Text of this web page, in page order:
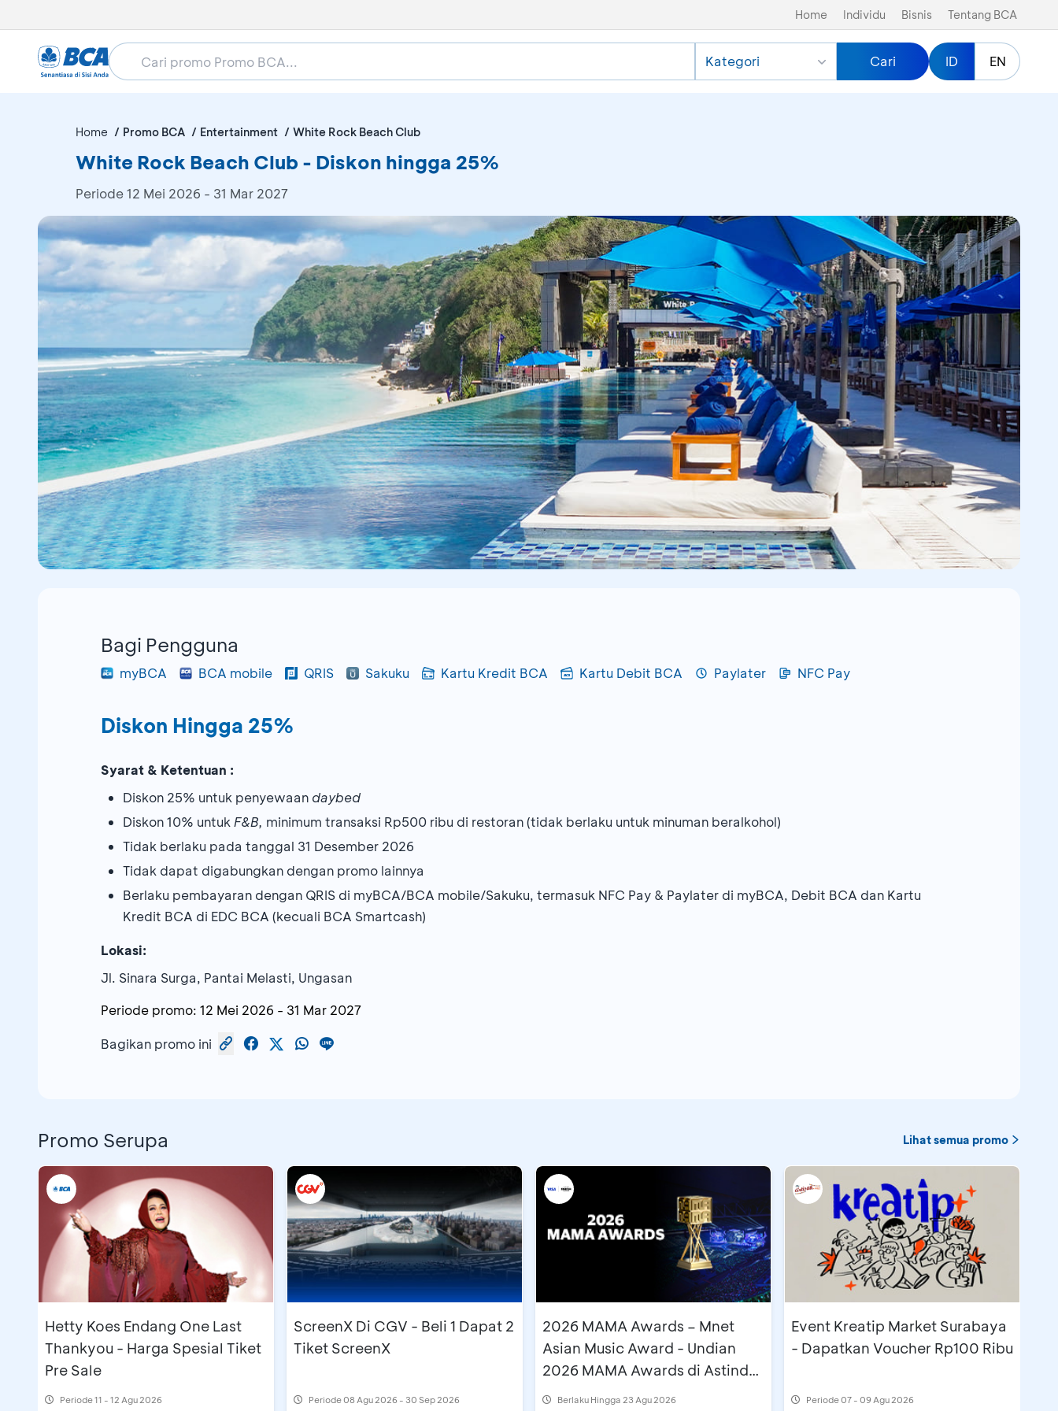
Home Individu Bisnis Tentang BCA
Kategori Cari ID EN
Home Promo BCA Entertainment White Rock Beach Club
White Rock Beach Club - Diskon hingga 25%
Periode12 Mei 2026 - 31 Mar 2027
Bagi Pengguna
myBCA BCA mobile QRIS Sakuku Kartu Kredit BCA Kartu Debit BCA Paylater NFC Pay
Diskon Hingga 25%
Syarat & Ketentuan :
Diskon 25% untuk penyewaan daybed
Diskon 10% untukF&B, minimum transaksi Rp500 ribu di restoran (tidak berlaku untuk minuman beralkohol)
Tidak berlaku pada tanggal 31 Desember 2026
Tidak dapat digabungkan dengan promo lainnya
Berlaku pembayaran dengan QRIS di myBCA/BCA mobile/Sakuku, termasuk NFC Pay & Paylater di myBCA, Debit BCA dan Kartu
Kredit BCA di EDC BCA (kecuali BCA Smartcash)
Lokasi:
Jl. Sinara Surga, Pantai Melasti, Ungasan
Periode promo: 12 Mei 2026 - 31 Mar 2027
Bagikan promo ini
Promo Serupa Lihat semua promo
Hetty Koes Endang One Last
Thankyou - Harga Spesial Tiket
Pre Sale
Periode11 - 12 Agu 2026
ScreenX Di CGV - Beli 1 Dapat 2
Tiket ScreenX
Periode08 Agu 2026 - 30 Sep 2026
2026 MAMA Awards – Mnet
Asian Music Award - Undian
2026 MAMA Awards di Astindo
Travel Fair
Berlaku Hingga 23 Agu 2026
Event Kreatip Market Surabaya
- Dapatkan Voucher Rp100 Ribu
Periode07 - 09 Agu 2026